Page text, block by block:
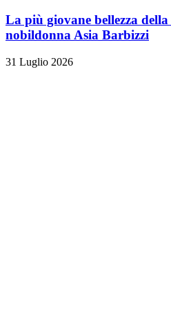
La più giovane bellezza
nobildonna Asia Barbizzi
31 Luglio 2026